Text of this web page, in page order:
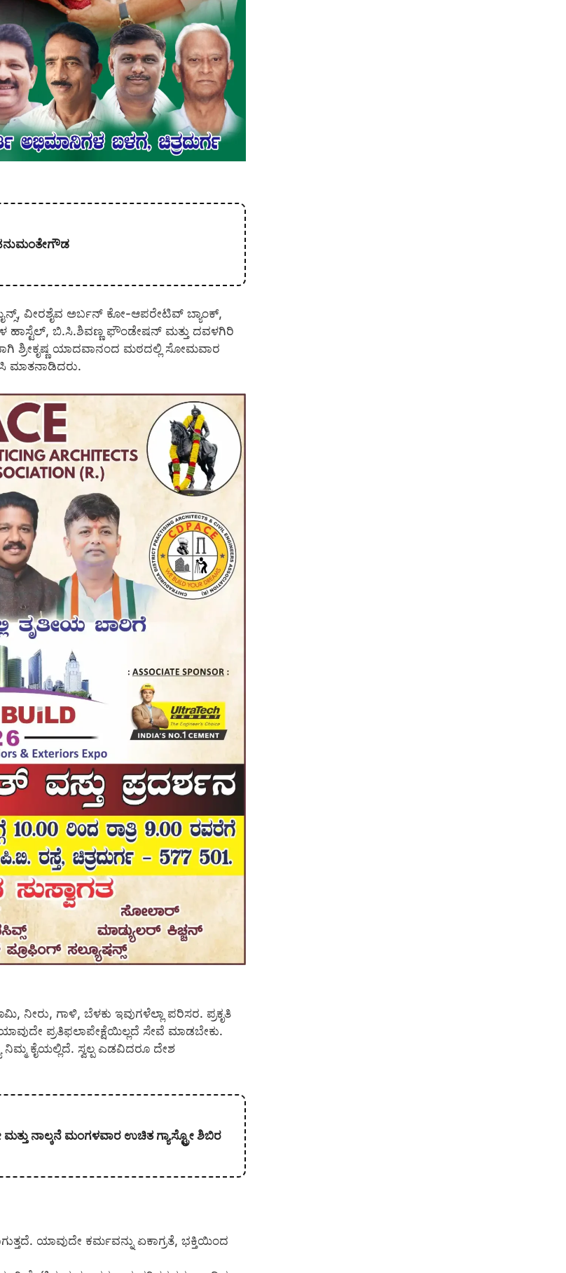
ವೀರಶೈವ ಅರ್ಬನ್ ಕೋ-ಆಪರೇಟಿವ್ ಬ್ಯಾಂಕ್,
ಹಾಸ್ಟೆಲ್, ಬಿ.ಸಿ.ಶಿವಣ್ಣ ಫೌಂಡೇಷನ್ ಮತ್ತು ದವಳಗಿರಿ
ಶ್ರೀಕೃಷ್ಣ ಯಾದವಾನಂದ ಮಠದಲ್ಲಿ ಸೋಮವಾರ
ಮಾತನಾಡಿದರು.
ನೀರು, ಗಾಳಿ, ಬೆಳಕು ಇವುಗಳೆಲ್ಲಾ ಪರಿಸರ. ಪ್ರಕೃತಿ
ಪ್ರತಿಫಲಾಪೇಕ್ಷೆಯಿಲ್ಲದೆ ಸೇವೆ ಮಾಡಬೇಕು.
ನಿಮ್ಮ ಕೈಯಲ್ಲಿದೆ. ಸ್ವಲ್ಪ ಎಡವಿದರೂ ದೇಶ
ನಾಲ್ಕನೆ ಮಂಗಳವಾರ ಉಚಿತ ಗ್ಯಾಸ್ಟ್ರೋ ಶಿಬಿರ
ಯಾವುದೇ ಕರ್ಮವನ್ನು ಏಕಾಗ್ರತೆ, ಭಕ್ತಿಯಿಂದ